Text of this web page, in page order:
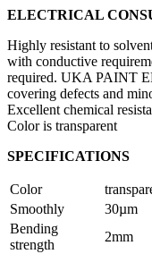
ELECTRICAL
Highly resistant to
with conductive
required. UKA PAINT
covering defects and
Excellent chemical
Color is transparent
SPECIFICATIONS
Color
Smoothly
30µm
Bending
strength
2mm